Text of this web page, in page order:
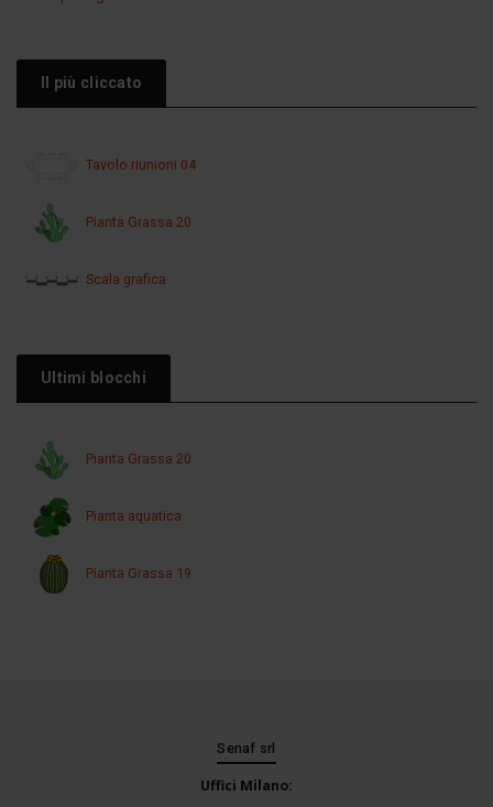
Il più cliccato
Tavolo riunioni 04
Pianta Grassa 20
Scala grafica
Ultimi blocchi
Pianta Grassa 20
Pianta aquatica
Pianta Grassa 19
Senaf srl
Uffici Milano: